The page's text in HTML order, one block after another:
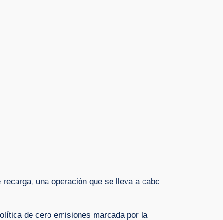
una operación que se lleva a cabo
de cero emisiones marcada por la